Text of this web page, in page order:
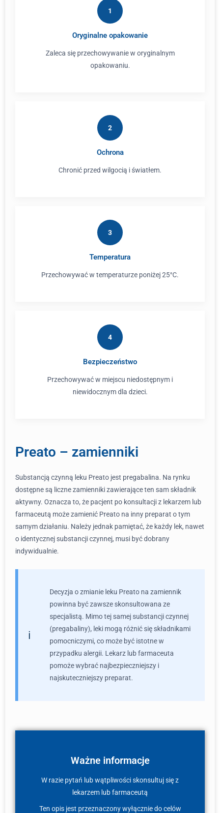
1
Oryginalne opakowanie
Zaleca się przechowywanie w oryginalnym
opakowaniu.
2
Ochrona
Chronić przed wilgocią i światłem.
3
Temperatura
Przechowywać w temperaturze poniżej 25°C.
4
Bezpieczeństwo
Przechowywać w miejscu niedostępnym i
niewidocznym dla dzieci.
Preato – zamienniki
Substancją czynną leku Preato jest pregabalina. Na rynku
dostępne są liczne zamienniki zawierające ten sam składnik
aktywny. Oznacza to, że pacjent po konsultacji z lekarzem lub
farmaceutą może zamienić Preato na inny preparat o tym
samym działaniu. Należy jednak pamiętać, że każdy lek, nawet
o identycznej substancji czynnej, musi być dobrany
indywidualnie.
Decyzja o zmianie leku Preato na zamiennik
powinna być zawsze skonsultowana ze
specjalistą. Mimo tej samej substancji czynnej
(pregabaliny), leki mogą różnić się składnikami
pomocniczymi, co może być istotne w
przypadku alergii. Lekarz lub farmaceuta
pomoże wybrać najbezpieczniejszy i
najskuteczniejszy preparat.
Ważne informacje
W razie pytań lub wątpliwości skonsultuj się z
lekarzem lub farmaceutą
Ten opis jest przeznaczony wyłącznie do celów